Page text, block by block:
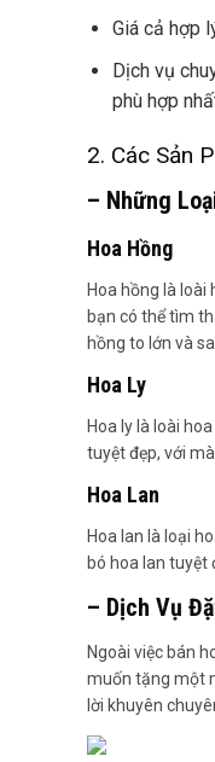
Giá cả hợp
Dịch vụ
phù hợp
2. Các Sản
– Những
Hoa Hồng
Hoa hồng là
bạn có thể tìm
hồng to lớn và
Hoa Ly
Hoa ly là loài
tuyệt đẹp, với
Hoa Lan
Hoa lan là loại
bó hoa lan tuyệt
– Dịch Vụ
Ngoài việc bán
muốn tặng một
lời khuyên